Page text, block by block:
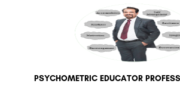
PSYCHOMETRIC EDUCATOR